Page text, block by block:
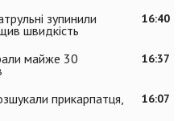
16:40
зупинили
швидкість
16:37
майже 30
16:07
прикарпатця,